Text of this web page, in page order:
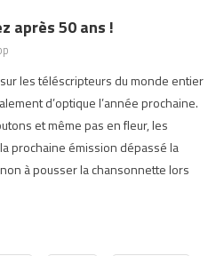
après 50 ans !
les téléscripteurs du monde entier
d’optique l’année prochaine.
et même pas en fleur, les
prochaine émission dépassé la
à pousser la chansonnette lors